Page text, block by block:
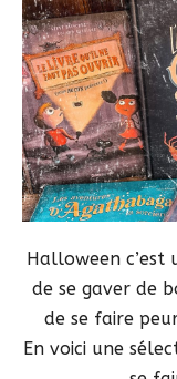
Halloween c’est
de se gaver de
de se faire
En voici une